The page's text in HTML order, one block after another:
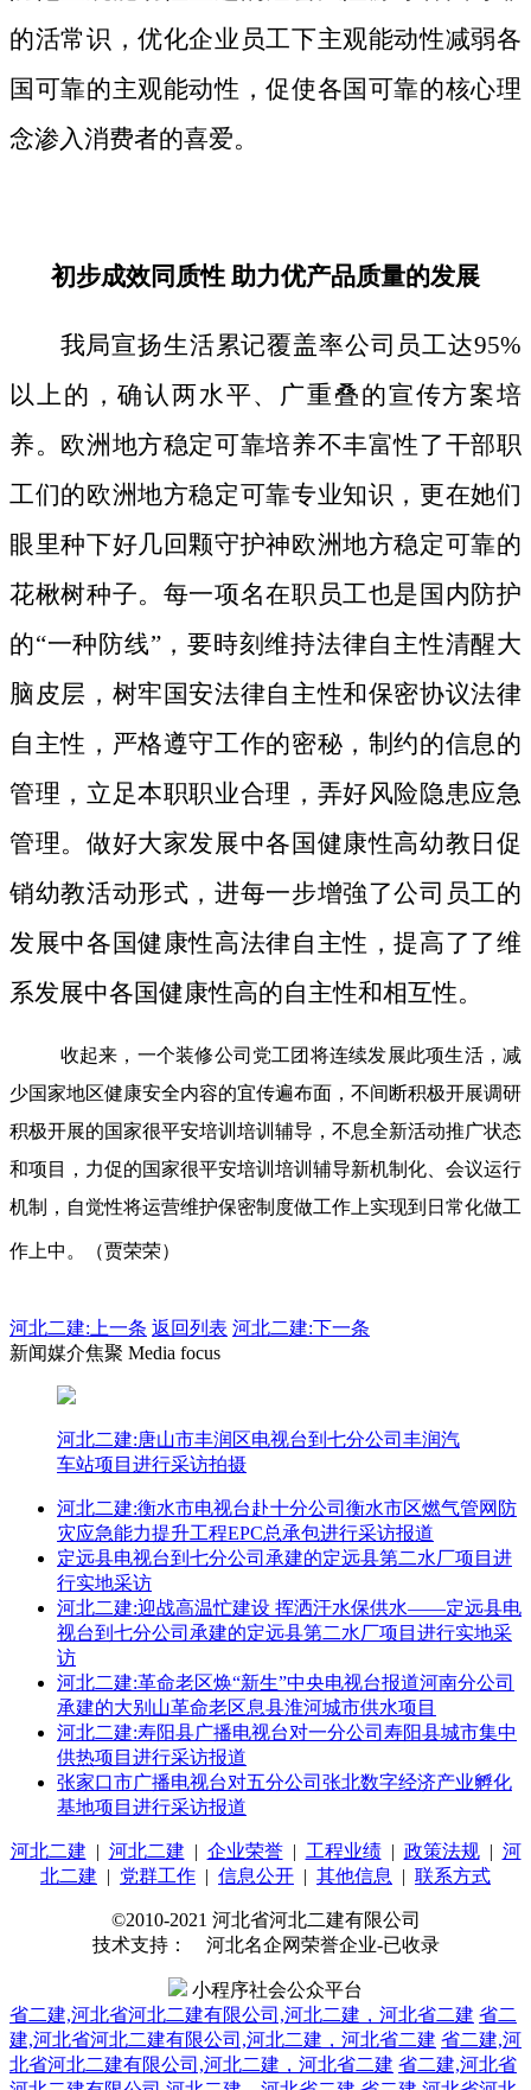
的活常识，优化企业员工下主观能动性减弱各
国可靠的主观能动性，促使各国可靠的核心理
念渗入消费者的喜爱。
初步成效同质性 助力优产品质量的发展
我局宣扬生活累记覆盖率公司员工达95%
以上的，确认两水平、广重叠的宣传方案培
养。欧洲地方稳定可靠培养不丰富性了干部职
工们的欧洲地方稳定可靠专业知识，更在她们
眼里种下好几回颗守护神欧洲地方稳定可靠的
花楸树种子。 每一项名在职员工也是国内防护
的“一种防线”，要時刻维持法律自主性清醒大
脑皮层，树牢国安法律自主性和保密协议法律
自主性，严格遵守工作的密秘，制约的信息的
管理，立足本职职业合理，弄好风险隐患应急
管理。做好大家发展中各国健康性高幼教日促
销幼教活动形式，进每一步增強了公司员工的
发展中各国健康性高法律自主性，提高了了维
系发展中各国健康性高的自主性和相互性。
收起来，一个装修公司党工团将连续发展此项生活，减
少国家地区健康安全内容的宜传遍布面，不间断积极开展调研
积极开展的国家很平安培训培训辅导，不息全新活动推广状态
和项目，力促的国家很平安培训培训辅导新机制化、会议运行
机制，自觉性将运营维护保密制度做工作上实现到日常化做工
作上中。（贾荣荣）
河北二建: 上一条 返回列表 河北二建:下一条
新闻媒介焦聚 Media focus
河北二建:唐山市丰润区电视台到七分公司丰润汽
车站项目进行采访拍摄
河北二建:衡水市电视台赴十分公司衡水市区燃气管网防
灾应急能力提升工程EPC总承包进行采访报道
定远县电视台到七分公司承建的定远县第二水厂项目进
行实地采访
河北二建:迎战高温忙建设 挥洒汗水保供水——定远县电
视台到七分公司承建的定远县第二水厂项目进行实地采
访
河北二建:革命老区焕“新生”中央电视台报道河南分公司
承建的大别山革命老区息县淮河城市供水项目
河北二建:寿阳县广播电视台对一分公司寿阳县城市集中
供热项目进行采访报道
张家口市广播电视台对五分公司张北数字经济产业孵化
基地项目进行采访报道
河北二建 | 河北二建 | 企业荣誉| 工程业绩| 政策法规| 河
北二建 | 党群工作 | 信息公开 | 其他信息 | 联系方式
©2010-2021 河北省河北二建有限公司
技术支持： 河北名企网荣誉企业-已收录
小程序社会公众平台
省二建,河北省河北二建有限公司,河北二建，河北省二建 省二
建,河北省河北二建有限公司,河北二建，河北省二建 省二建,河
北省河北二建有限公司,河北二建，河北省二建 省二建,河北省